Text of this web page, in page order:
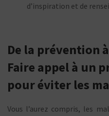
d’inspiration et de
De la prévention
Faire appel à un
pour éviter les
Vous l’aurez compris, les